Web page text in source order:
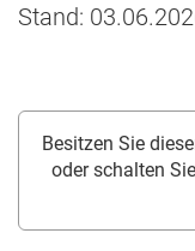
Stand:
Besitzen Sie
oder schalten Sie